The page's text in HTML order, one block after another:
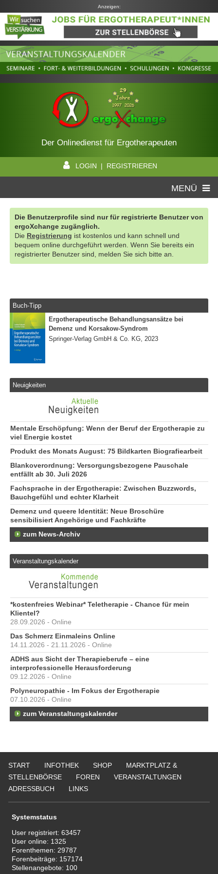
Anzeigen:
Der Onlinedienst für Ergotherapeuten
LOGIN | REGISTRIEREN
MENÜ
Die Benutzerprofile sind nur für registrierte Benutzer von
ergoXchange zugänglich.
Die Registrierung ist kostenlos und kann schnell und
bequem online durchgeführt werden. Wenn Sie bereits ein
registrierter Benutzer sind, melden Sie sich bitte an.
Buch-Tipp
Ergotherapeutische Behandlungsansätze bei
Demenz und Korsakow-Syndrom
Springer-Verlag GmbH & Co. KG, 2023
Neuigkeiten
Mentale Erschöpfung: Wenn der Beruf der Ergotherapie zu
viel Energie kostet
Produkt des Monats August: 75 Bildkarten Biografiearbeit
Blankoverordnung: Versorgungsbezogene Pauschale
entfällt ab 30. Juli 2026
Fachsprache in der Ergotherapie: Zwischen Buzzwords,
Bauchgefühl und echter Klarheit
Demenz und queere Identität: Neue Broschüre
sensibilisiert Angehörige und Fachkräfte
zum News-Archiv
Veranstaltungskalender
*kostenfreies Webinar* Teletherapie - Chance für mein
Klientel?
28.09.2026 - Online
Das Schmerz Einmaleins Online
14.11.2026 - 21.11.2026 - Online
ADHS aus Sicht der Therapieberufe – eine
interprofessionelle Herausforderung
09.12.2026 - Online
Polyneuropathie - Im Fokus der Ergotherapie
07.10.2026 - Online
zum Veranstaltungskalender
START INFOTHEK SHOP
MARKTPLATZ &
STELLENBÖRSE
FOREN
VERANSTALTUNGEN
ADRESSBUCH
LINKS
Systemstatus
User registriert:63457
User online: 1325
Forenthemen: 29787
Forenbeiträge: 157174
Stellenangebote: 100